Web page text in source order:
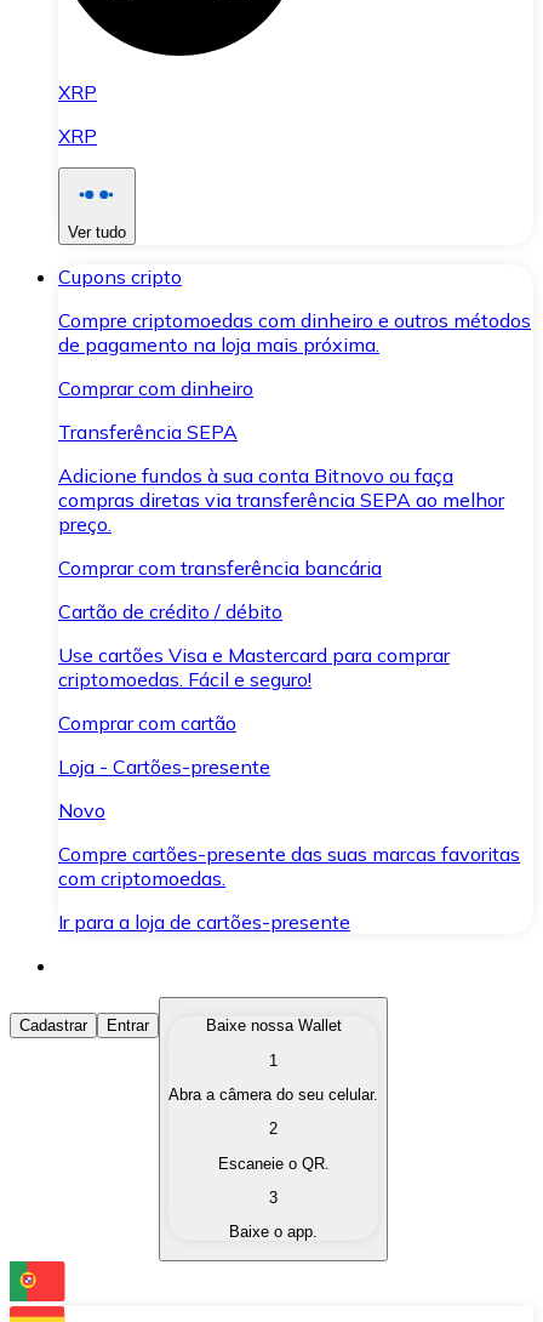
XRP
XRP
Ver tudo
Cupons cripto
Compre criptomoedas com dinheiro e outros métodos
de pagamento na loja mais próxima.
Comprar com dinheiro
Transferência SEPA
Adicione fundos à sua conta Bitnovo ou faça
compras diretas via transferência SEPA ao melhor
preço.
Comprar com transferência bancária
Cartão de crédito / débito
Use cartões Visa e Mastercard para comprar
criptomoedas. Fácil e seguro!
Comprar com cartão
Loja - Cartões-presente
Novo
Compre cartões-presente das suas marcas favoritas
com criptomoedas.
Ir para a loja de cartões-presente
Comprar Criptomoedas
Compre as criptomoedas de seu interesse de forma
Converta suas criptomoedas em moeda fiduciária
Troque uma criptomoeda por outra
Cadastrar Entrar
Baixe nossa Wallet
1
Abra a câmera do seu celular.
2
Escaneie o QR.
3
Baixe o app.